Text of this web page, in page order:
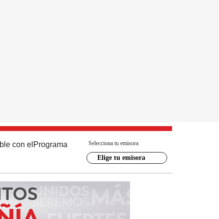
con el Programa Selecciona tu emisora
Elige tu emisora